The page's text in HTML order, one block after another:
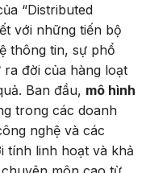
“Distributed
với những tiến bộ
thông tin, sự phổ
đời của hàng loạt
Ban đầu, mô hình
trong các doanh
nghệ và các
tính linh hoạt và khả